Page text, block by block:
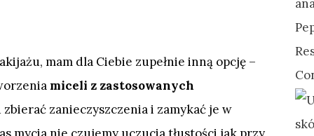
mam dla Ciebie zupełnie inną opcję –
miceli z zastosowanych
zanieczyszczenia i zamykać je w